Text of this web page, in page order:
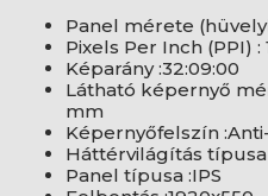
Panel mérete
Pixels Per Inch (PPI) :
Képarány :32:09:00
Látható képernyő
mm
Képernyőfelszín
Háttérvilágítás típusa
Panel típusa :IPS